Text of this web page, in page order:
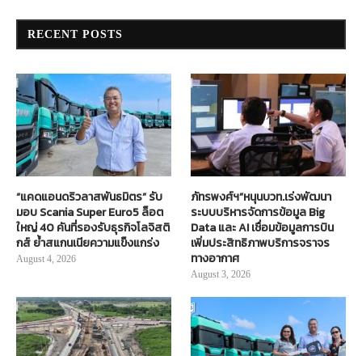
RECENT POSTS
“แคดแอนดริวลาสพันธมิตร” รับ
มอบ Scania Super Euro5 ล็อต
ใหญ่ 40 คันที่รองรับธุรกิจโลจิสติ
กส์ ย้ำสแกนเนียความแข็งแกร่ง
August 4, 2026
ภัทรพงศ์ฯ”หนุนบวท.เร่งพัฒนา
ระบบบริหารจัดการข้อมูล Big
Data และ AI เชื่อมข้อมูลการบิน
เพิ่มประสิทธิภาพบริการจราจร
ทางอากาศ
August 3, 2026